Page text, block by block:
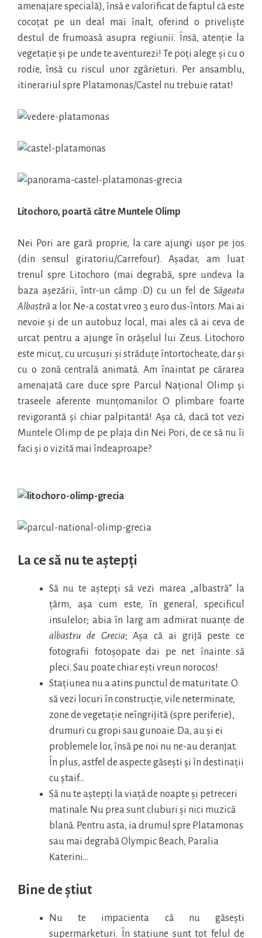
amenajare specială), însă e valorificat de faptul că este
cocoțat pe un deal mai înalt, oferind o priveliște
destul de frumoasă asupra regiunii. Însă, atenție la
vegetație și pe unde te aventurezi! Te poți alege și cu o
rodie, însă cu riscul unor zgârieturi. Per ansamblu,
itinerariul spre Platamonas/Castel nu trebuie ratat!
Litochoro, poartă către Muntele Olimp
Nei Pori are gară proprie, la care ajungi ușor pe jos
(din sensul giratoriu/Carrefour). Așadar, am luat
trenul spre Litochoro (mai degrabă, spre undeva la
baza așezării, într-un câmp :D) cu un fel de Săgeata
Albastră a lor. Ne-a costat vreo 3 euro dus-întors. Mai ai
nevoie și de un autobuz local, mai ales că ai ceva de
urcat pentru a ajunge în orășelul lui Zeus. Litochoro
este micuț, cu urcușuri și străduțe întortocheate, dar și
cu o zonă centrală animată. Am înaintat pe cărarea
amenajată care duce spre Parcul Național Olimp și
traseele aferente munțomanilor. O plimbare foarte
revigorantă și chiar palpitantă! Așa că, dacă tot vezi
Muntele Olimp de pe plaja din Nei Pori, de ce să nu îi
faci și o vizită mai îndeaproape?
La ce să nu te aștepți
Să nu te aștepți să vezi marea „albastră” la
țărm, așa cum este, în general, specificul
insulelor; abia în larg am admirat nuanțe de
albastru de Grecia; Așa că ai grijă peste ce
fotografii fotoșopate dai pe net înainte să
pleci. Sau poate chiar ești vreun norocos!
Stațiunea nu a atins punctul de maturitate. O
să vezi locuri în construcție, vile neterminate,
zone de vegetație neîngrijită (spre periferie),
drumuri cu gropi sau gunoaie. Da, au și ei
problemele lor, însă pe noi nu ne-au deranjat.
În plus, astfel de aspecte găsești și în destinații
cu ștaif…
Să nu te aștepți la viață de noapte și petreceri
matinale. Nu prea sunt cluburi și nici muzică
blană. Pentru asta, ia drumul spre Platamonas
sau mai degrabă Olympic Beach, Paralia
Katerini…
Bine de știut
Nu te impacienta că nu găsești
supermarketuri. În stațiune sunt tot felul de